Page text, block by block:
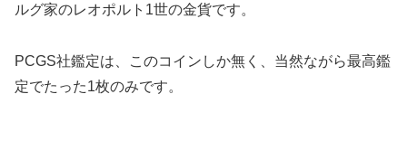
ルグ家のレオポルト1世の金貨です。
PCGS社鑑定は、このコインしか無く、当然ながら最高鑑
定でたった1枚のみです。